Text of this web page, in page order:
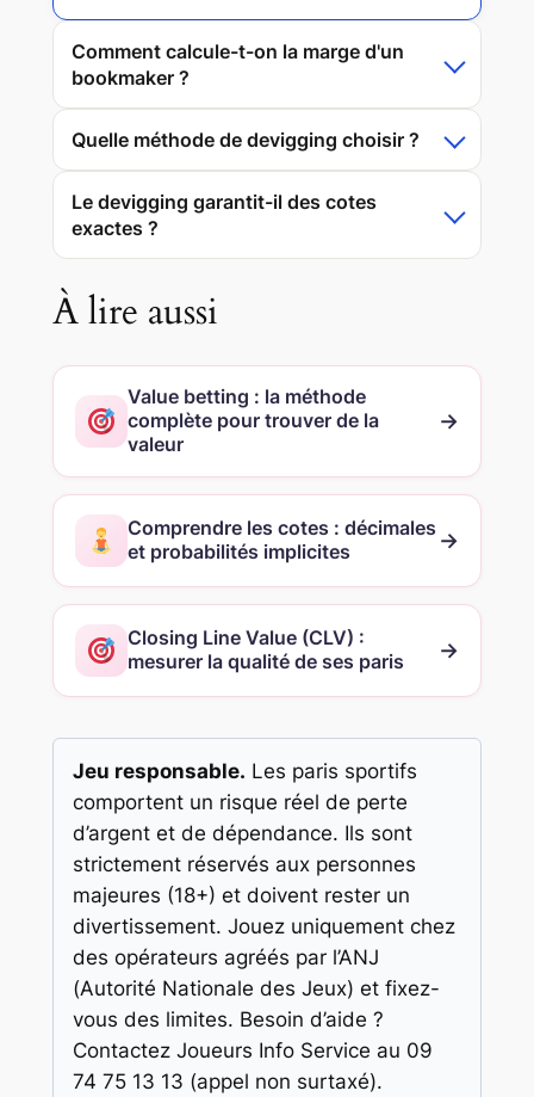
Comment calcule-t-on la marge d'un
bookmaker ?
Quelle méthode de devigging choisir ?
Le devigging garantit-il des cotes
exactes ?
À lire aussi
Value betting : la méthode
complète pour trouver de la
valeur
→
Comprendre les cotes : décimales
et probabilités implicites
→
Closing Line Value (CLV) :
mesurer la qualité de ses paris
→
Jeu responsable. Les paris sportifs
comportent un risque réel de perte
d’argent et de dépendance. Ils sont
strictement réservés aux personnes
majeures (18+) et doivent rester un
divertissement. Jouez uniquement chez
des opérateurs agréés par l’ANJ
(Autorité Nationale des Jeux) et fixez-
vous des limites. Besoin d’aide ?
Contactez Joueurs Info Service au 09
74 75 13 13 (appel non surtaxé).